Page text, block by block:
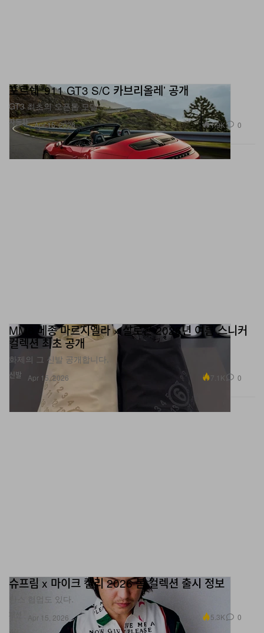
자동차
포르쉐 ‘911 GT3 S/C 카브리올레’ 공개
GT3 최초의 오픈톱 모델.
Apr 15, 2026 1.9K 0
신발
MM6 메종 마르지엘라 × 살로몬 2026년 여름 스니커
컬렉션 최초 공개
화제의 그 신발 공개합니다.
Apr 15, 2026 7.1K 0
패션
슈프림 x 마이크 켈리 2026 봄 컬렉션 출시 정보
반스 협업도 있다.
Apr 15, 2026 5.3K 0